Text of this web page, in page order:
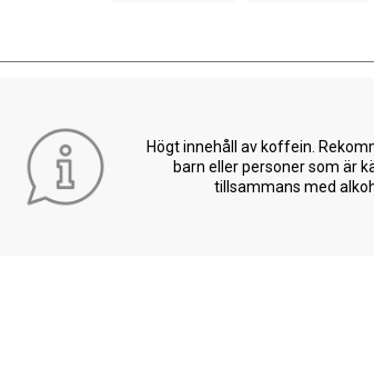
Högt innehåll av koffein.
barn eller personer som är
tillsammans med